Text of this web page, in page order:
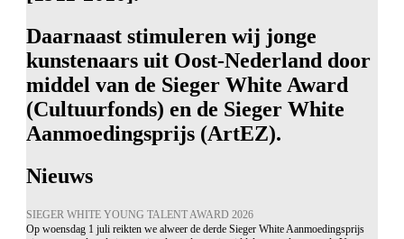
Daarnaast stimuleren wij jonge
kunstenaars uit Oost-Nederland door
middel van de Sieger White Award
(Cultuurfonds) en de Sieger White
Aanmoedingsprijs (ArtEZ).
Nieuws
SIEGER WHITE YOUNG TALENT AWARD 2026
Op woensdag 1 juli reikten we alweer de derde Sieger White Aanmoedingsprijs